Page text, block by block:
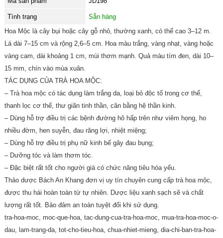
Tình trạng
Sẵn hàng
Hoa Mộc là cây bụi hoặc cây gỗ nhỏ, thường xanh, có thể cao 3–12 m.
Lá dài 7–15 cm và rộng 2,6–5 cm. Hoa màu trắng, vàng nhạt, vàng hoặc
vàng cam, dài khoảng 1 cm, mùi thơm mạnh. Quả màu tím đen, dài 10–
15 mm, chín vào mùa xuân.
TÁC DỤNG CỦA TRÀ HOA MỘC:
– Trà hoa mộc có tác dụng làm trắng da, loại bỏ độc tố trong cơ thể,
thanh lọc cơ thể, thư giãn tinh thần, cân bằng hệ thần kinh.
– Dùng hỗ trợ điều trị các bệnh đường hô hấp trên như viêm họng, ho
nhiều đờm, hen suyễn, đau răng lợi, nhiệt miệng;
– Dùng hỗ trợ điều trị phụ nữ kinh bế gây đau bụng;
– Dưỡng tóc và làm thơm tóc.
– Đặc biệt rất tốt cho người già có chức năng tiêu hóa yếu.
Thảo dược Bách An Khang đơn vị uy tín chuyên cung cấp trà hoa mộc,
được thu hái hoàn toàn từ tự nhiên. Dược liệu xanh sạch sẽ và chất
lượng rất tốt. Bảo đảm an toàn tuyệt đối khi sử dụng.
tra-hoa-moc, moc-que-hoa, tac-dung-cua-tra-hoa-moc, mua-tra-hoa-moc-o-
dau, lam-trang-da, tot-cho-tieu-hoa, chua-nhiet-mieng, dia-chi-ban-tra-hoa-